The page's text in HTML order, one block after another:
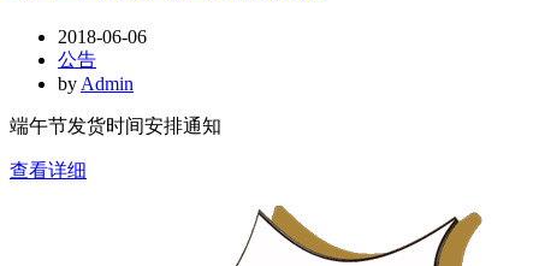
2018-06-06
公告
by Admin
端午节发货时间安排通知
查看详细